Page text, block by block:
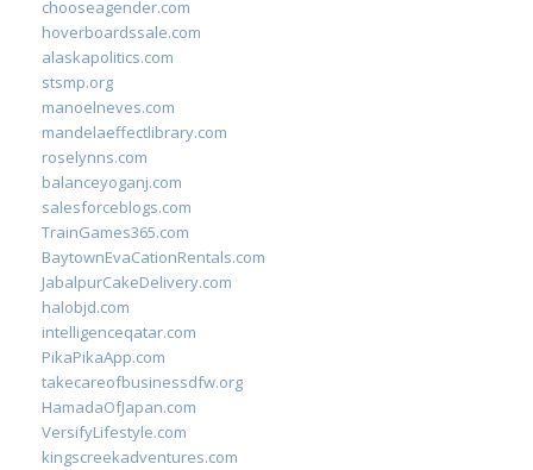
chooseagender.com
hoverboardssale.com
alaskapolitics.com
stsmp.org
manoelneves.com
mandelaeffectlibrary.com
roselynns.com
balanceyoganj.com
salesforceblogs.com
TrainGames365.com
BaytownEvaCationRentals.com
JabalpurCakeDelivery.com
halobjd.com
intelligenceqatar.com
PikaPikaApp.com
takecareofbusinessdfw.org
HamadaOfJapan.com
VersifyLifestyle.com
kingscreekadventures.com